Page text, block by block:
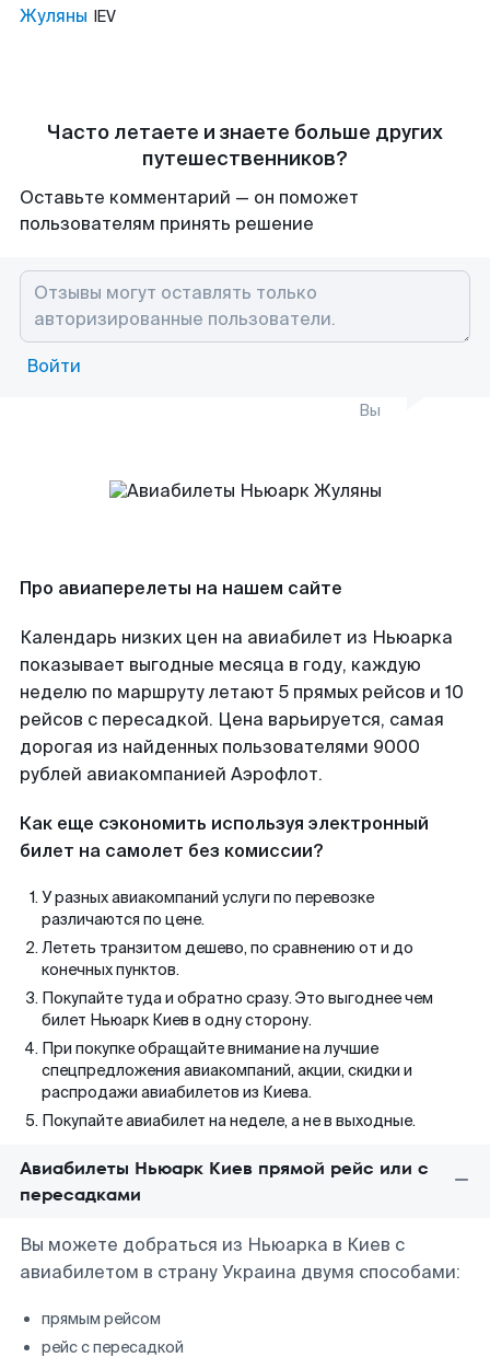
Жуляны IEV
Часто летаете и знаете больше других
путешественников?
Оставьте комментарий — он поможет
пользователям принять решение
Войти
Вы
Про авиаперелеты на нашем сайте
Календарь низких цен на авиабилет из Ньюарка
показывает выгодные месяца в году, каждую
неделю по маршруту летают 5 прямых рейсов и 10
рейсов с пересадкой. Цена варьируется, самая
дорогая из найденных пользователями 9000
рублей авиакомпанией Аэрофлот.
Как еще сэкономить используя электронный
билет на самолет без комиссии?
У разных авиакомпаний услуги по перевозке
различаются по цене.
Лететь транзитом дешево, по сравнению от и до
конечных пунктов.
Покупайте туда и обратно сразу. Это выгоднее чем
билет Ньюарк Киев в одну сторону.
При покупке обращайте внимание на лучшие
спецпредложения авиакомпаний, акции, скидки и
распродажи авиабилетов из Киева.
Покупайте авиабилет на неделе, а не в выходные.
Авиабилеты Ньюарк Киев прямой рейс или с
пересадками
Вы можете добраться из Ньюарка в Киев с
авиабилетом в страну Украина двумя способами:
прямым рейсом
рейс с пересадкой